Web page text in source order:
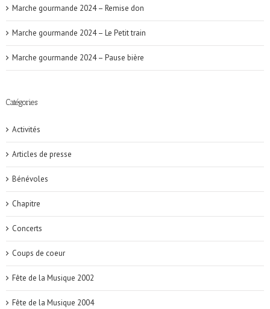
Marche gourmande 2024 – Remise don
Marche gourmande 2024 – Le Petit train
Marche gourmande 2024 – Pause bière
Catégories
Activités
Articles de presse
Bénévoles
Chapitre
Concerts
Coups de coeur
Fête de la Musique 2002
Fête de la Musique 2004